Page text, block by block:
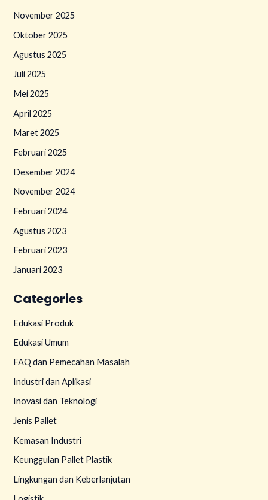
November 2025
Oktober 2025
Agustus 2025
Juli 2025
Mei 2025
April 2025
Maret 2025
Februari 2025
Desember 2024
November 2024
Februari 2024
Agustus 2023
Februari 2023
Januari 2023
Categories
Edukasi Produk
Edukasi Umum
FAQ dan Pemecahan Masalah
Industri dan Aplikasi
Inovasi dan Teknologi
Jenis Pallet
Kemasan Industri
Keunggulan Pallet Plastik
Lingkungan dan Keberlanjutan